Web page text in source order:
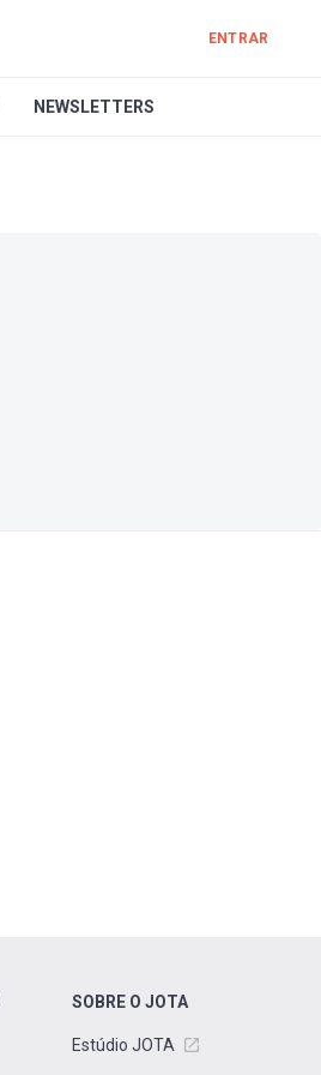
ENTRAR
NEWSLETTERS
SOBRE O JOTA
Estúdio JOTA